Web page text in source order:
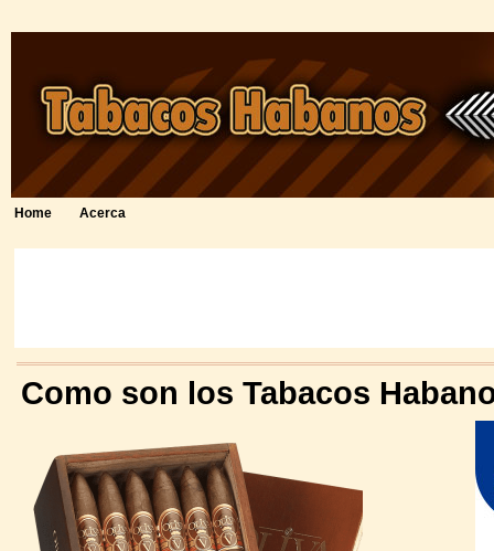
Home Acerca
Como son los Tabacos